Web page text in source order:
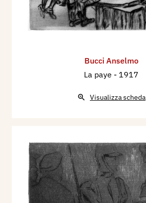
Bucci Anselmo
La paye - 1917
Visualizza scheda